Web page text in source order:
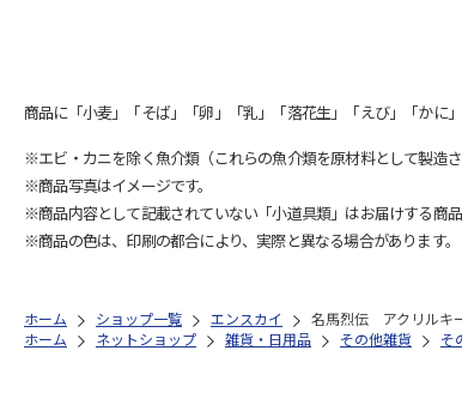
商品に「小麦」「そば」「卵」「乳」「落花生」「えび」「かに
※エビ・カニを除く魚介類（これらの魚介類を原材料として製造
※商品写真はイメージです。
※商品内容として記載されていない「小道具類」はお届けする商品
※商品の色は、印刷の都合により、実際と異なる場合があります。
ホーム ショップ一覧 エンスカイ
名馬烈伝 アクリルキ
ホーム
ネットショップ 雑貨・日用品 その他雑貨 そ